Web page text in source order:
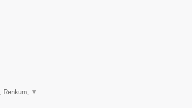
Renkum, ▼